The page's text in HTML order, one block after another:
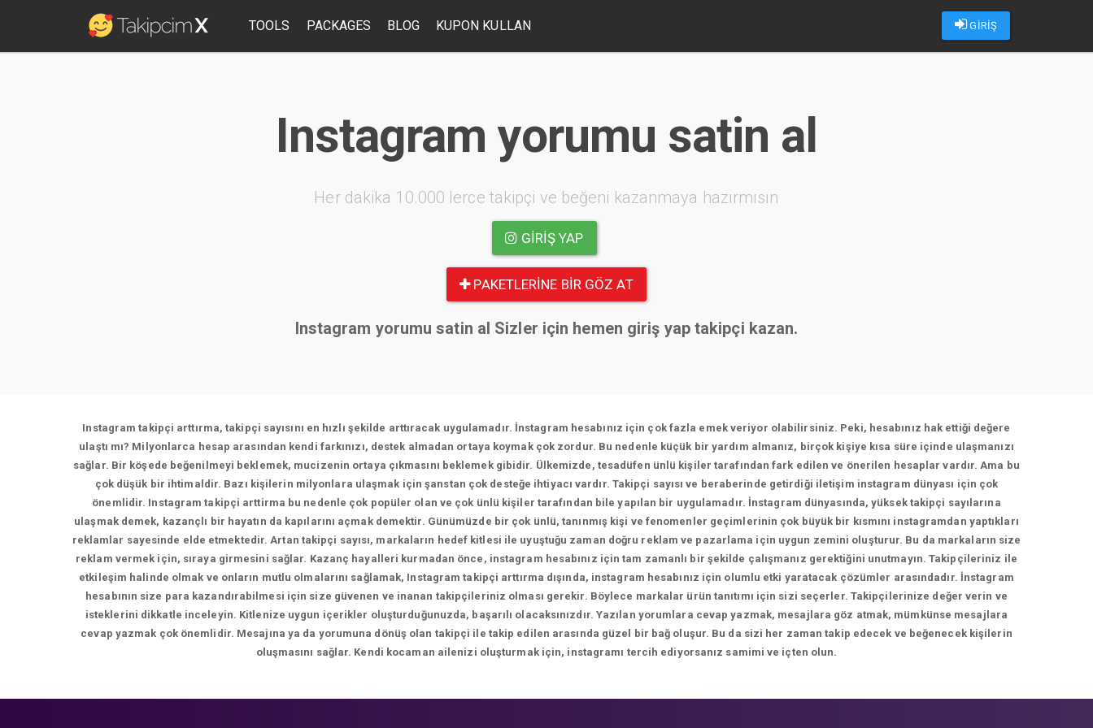
GİRİŞ
TOOLS PACKAGES BLOG KUPON KULLAN
Instagram yorumu satin al
Her dakika 10.000 lerce takipçi ve beğeni kazanmaya hazırmısın
GIRIŞ YAP
PAKETLERINE BIR GÖZ AT
Instagram yorumu satin al Sizler için hemen giriş yap takipçi kazan.
Instagram takipçi arttırma, takipçi sayısını en hızlı şekilde arttıracak uygulamadır. İnstagram hesabınız için çok fazla emek veriyor olabilirsiniz. Peki, hesabınız hak ettiği değere
ulaştı mı? Milyonlarca hesap arasından kendi farkınızı, destek almadan ortaya koymak çok zordur. Bu nedenle küçük bir yardım almanız, birçok kişiye kısa süre içinde ulaşmanızı
sağlar. Bir köşede beğenilmeyi beklemek, mucizenin ortaya çıkmasını beklemek gibidir. Ülkemizde, tesadüfen ünlü kişiler tarafından fark edilen ve önerilen hesaplar vardır. Ama bu
çok düşük bir ihtimaldir. Bazı kişilerin milyonlara ulaşmak için şanstan çok desteğe ihtiyacı vardır. Takipçi sayısı ve beraberinde getirdiği iletişim instagram dünyası için çok
önemlidir. Instagram takipçi arttirma bu nedenle çok popüler olan ve çok ünlü kişiler tarafından bile yapılan bir uygulamadır. İnstagram dünyasında, yüksek takipçi sayılarına
ulaşmak demek, kazançlı bir hayatın da kapılarını açmak demektir. Günümüzde bir çok ünlü, tanınmış kişi ve fenomenler geçimlerinin çok büyük bir kısmını instagramdan yaptıkları
reklamlar sayesinde elde etmektedir. Artan takipçi sayısı, markaların hedef kitlesi ile uyuştuğu zaman doğru reklam ve pazarlama için uygun zemini oluşturur. Bu da markaların size
reklam vermek için, sıraya girmesini sağlar. Kazanç hayalleri kurmadan önce, instagram hesabınız için tam zamanlı bir şekilde çalışmanız gerektiğini unutmayın. Takipçileriniz ile
etkileşim halinde olmak ve onların mutlu olmalarını sağlamak, Instagram takipçi arttırma dışında, instagram hesabınız için olumlu etki yaratacak çözümler arasındadır. İnstagram
hesabının size para kazandırabilmesi için size güvenen ve inanan takipçileriniz olması gerekir. Böylece markalar ürün tanıtımı için sizi seçerler. Takipçilerinize değer verin ve
isteklerini dikkatle inceleyin. Kitlenize uygun içerikler oluşturduğunuzda, başarılı olacaksınızdır. Yazılan yorumlara cevap yazmak, mesajlara göz atmak, mümkünse mesajlara
cevap yazmak çok önemlidir. Mesajına ya da yorumuna dönüş olan takipçi ile takip edilen arasında güzel bir bağ oluşur. Bu da sizi her zaman takip edecek ve beğenecek kişilerin
oluşmasını sağlar. Kendi kocaman ailenizi oluşturmak için, instagramı tercih ediyorsanız samimi ve içten olun.